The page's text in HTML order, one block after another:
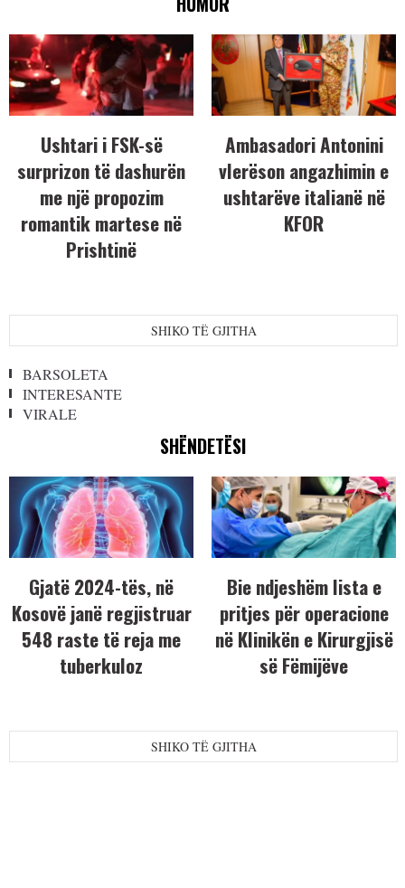
Ushtari i FSK-së
surprizon të dashurën
me një propozim
romantik martese në
Prishtinë
Ambasadori Antonini
vlerëson angazhimin e
ushtarëve italianë në
KFOR
SHIKO TË GJITHA
BARSOLETA
INTERESANTE
VIRALE
SHËNDETËSI
Gjatë 2024-tës, në
Kosovë janë regjistruar
548 raste të reja me
tuberkuloz
Bie ndjeshëm lista e
pritjes për operacione
në Klinikën e Kirurgjisë
së Fëmijëve
SHIKO TË GJITHA